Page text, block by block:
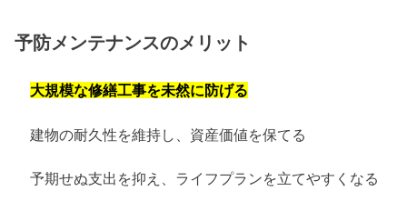
予防メンテナンスのメリット
大規模な修繕工事を未然に防げる
建物の耐久性を維持し、資産価値を保てる
予期せぬ支出を抑え、ライフプランを立てやすくなる